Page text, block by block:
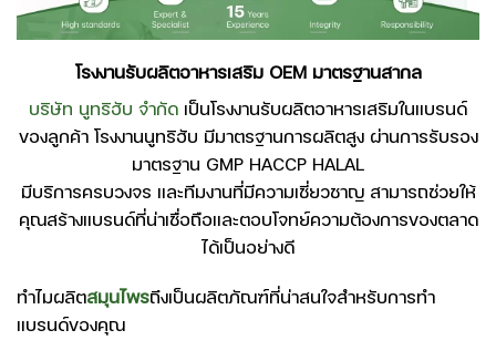
โรงงานรับผลิตอาหารเสริม OEM มาตรฐานสากล
บริษัท นูทริฮับ จำกัด เป็นโรงงานรับผลิตอาหารเสริมในแบรนด์
ของลูกค้า โรงงานนูทริฮับ มีมาตรฐานการผลิตสูง ผ่านการรับรอง
มาตรฐาน GMP HACCP HALAL
มีบริการครบวงจร และทีมงานที่มีความเชี่ยวชาญ สามารถช่วยให้
คุณสร้างแบรนด์ที่น่าเชื่อถือและตอบโจทย์ความต้องการของตลาด
ได้เป็นอย่างดี
ทำไมผลิตสมุนไพรถึงเป็นผลิตภัณฑ์ที่น่าสนใจสำหรับการทำ
แบรนด์ของคุณ